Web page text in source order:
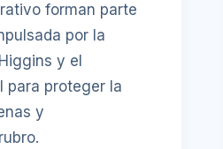
forman parte
por la
y el
para proteger la
y